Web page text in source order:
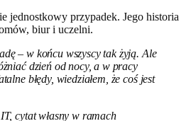
jednostkowy przypadek. Jego historia
biur i uczelni.
– w końcu wszyscy tak żyją. Ale
dzień od nocy, a w pracy
błędy, wiedziałem, że coś jest
cytat własny w ramach